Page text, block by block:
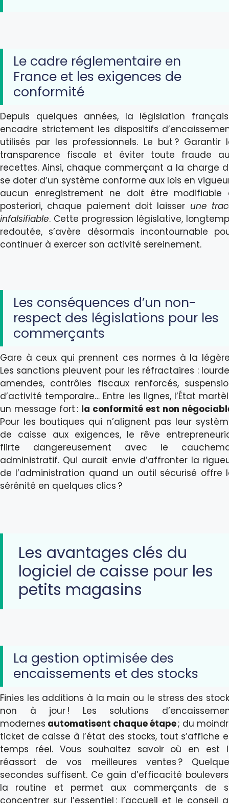
Le cadre réglementaire en
France et les exigences de
conformité
Depuis quelques années, la législation
encadre strictement les dispositifs
utilisés par les professionnels. Le but ? Garantir
transparence fiscale et éviter toute fraude
recettes. Ainsi, chaque commerçant a la charge
se doter d’un système conforme aux lois en
aucun enregistrement ne doit être modifiable
posteriori, chaque paiement doit laisser une
infalsifiable. Cette progression législative,
redoutée, s’avère désormais incontournable
continuer à exercer son activité sereinement.
Les conséquences d’un non-
respect des législations pour les
commerçants
Gare à ceux qui prennent ces normes à la
Les sanctions pleuvent pour les réfractaires :
amendes, contrôles fiscaux renforcés,
d’activité temporaire… Entre les lignes, l’État
un message fort : la conformité est non
Pour les boutiques qui n’alignent pas leur
de caisse aux exigences, le rêve
flirte dangereusement avec le
administratif. Qui aurait envie d’affronter la
de l’administration quand un outil sécurisé offre
sérénité en quelques clics ?
Les avantages clés du
logiciel de caisse pour les
petits magasins
La gestion optimisée des
encaissements et des stocks
Finies les additions à la main ou le stress des
non à jour ! Les solutions
modernes automatisent chaque étape; du
ticket de caisse à l’état des stocks, tout s’affiche
temps réel. Vous souhaitez savoir où en est
réassort de vos meilleures ventes ?
secondes suffisent. Ce gain d’efficacité
la routine et permet aux commerçants de
concentrer sur l’essentiel : l’accueil et le conseil